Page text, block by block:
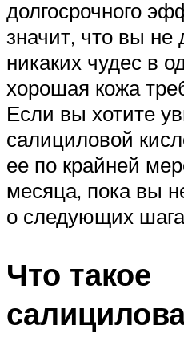
долгосрочного
значит, что вы
никаких чудес в
хорошая кожа
Если вы хотите
салициловой
ее по крайней
месяца, пока вы
о следующих
Что такое